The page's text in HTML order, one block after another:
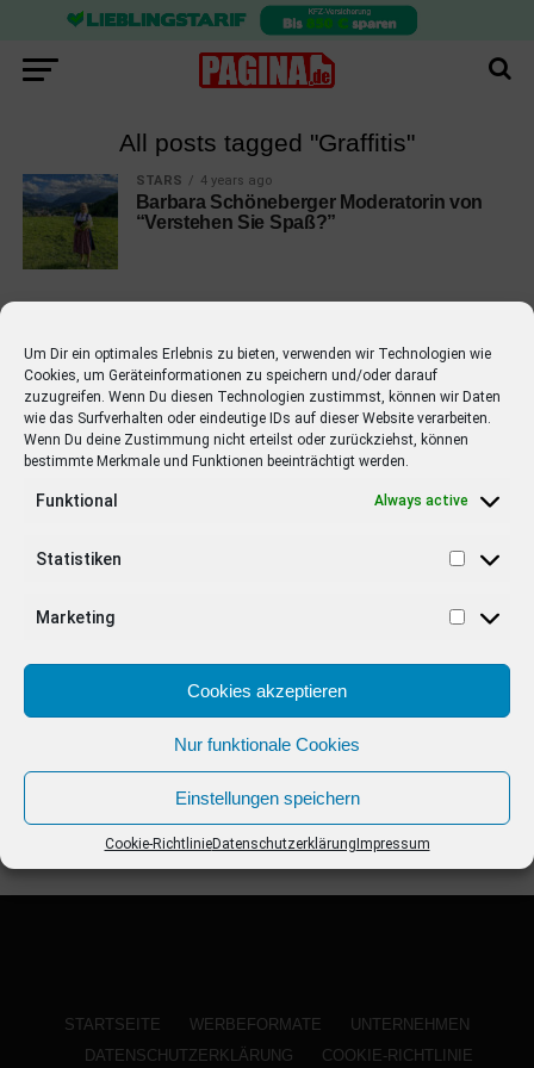
Um Dir ein optimales Erlebnis zu bieten, verwenden wir Technologien wie
Cookies, um Geräteinformationen zu speichern und/oder darauf
zuzugreifen. Wenn Du diesen Technologien zustimmst, können wir Daten
wie das Surfverhalten oder eindeutige IDs auf dieser Website verarbeiten.
Wenn Du deine Zustimmung nicht erteilst oder zurückziehst, können
bestimmte Merkmale und Funktionen beeinträchtigt werden.
Funktional Always active
Statistiken
Marketing
Cookies akzeptieren
Nur funktionale Cookies
Einstellungen speichern
Cookie-RichtlinieDatenschutzerklärung Impressum
All posts tagged "Graffitis"
STARS 4 years ago
Barbara Schöneberger Moderatorin von
“Verstehen Sie Spaß?”
EMPFOHLEN
STARS 4 years ago
Barbara Schöneberger Moderatorin
von “Verstehen Sie Spaß?”
STARTSEITE WERBEFORMATE
UNTERNEHMEN
DATENSCHUTZERKLÄRUNG
COOKIE-RICHTLINIE